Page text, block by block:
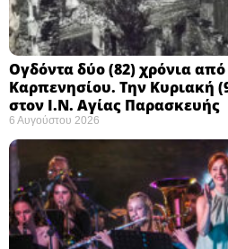
Ογδόντα δύο (82) χρόνια
Καρπενησίου. Την Κυριακή
στον Ι.Ν. Αγίας Παρασκευής
6 Αυγούστου 2026